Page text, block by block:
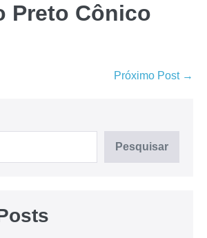
Preto Cônico
Próximo Post →
Pesquisar